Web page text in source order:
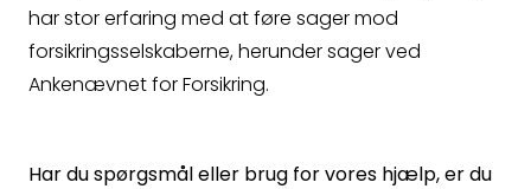
Crossborder
Spørgsmål
har stor erfaring med at føre sager mod
forsikringsselskaberne, herunder sager ved
Ankenævnet for Forsikring.
Har du spørgsmål eller brug for vores hjælp, er du